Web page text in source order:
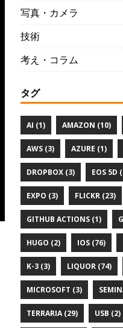
写真・カメラ
技術
考え・コラム
タグ
AI (1) AMAZON (10)
AWS (3) AZURE (1)
DROPBOX (3) EOS 5D
EXPO (3) FLICKR (23)
GITHUB ACTIONS (1)
HUGO (2) IOS (76)
K-3 (3) LIQUOR (74)
MICROSOFT (3)
TERRARIA (29) USB (2)